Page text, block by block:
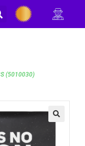
(5010030)